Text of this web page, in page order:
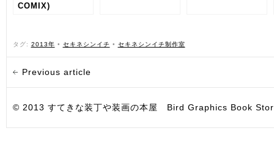
COMIX)
タグ: 2013年 • セキネシンイチ • セキネシンイチ制作室
Previous article
© 2013 すてきな装丁や装画の本屋 Bird Graphics Book